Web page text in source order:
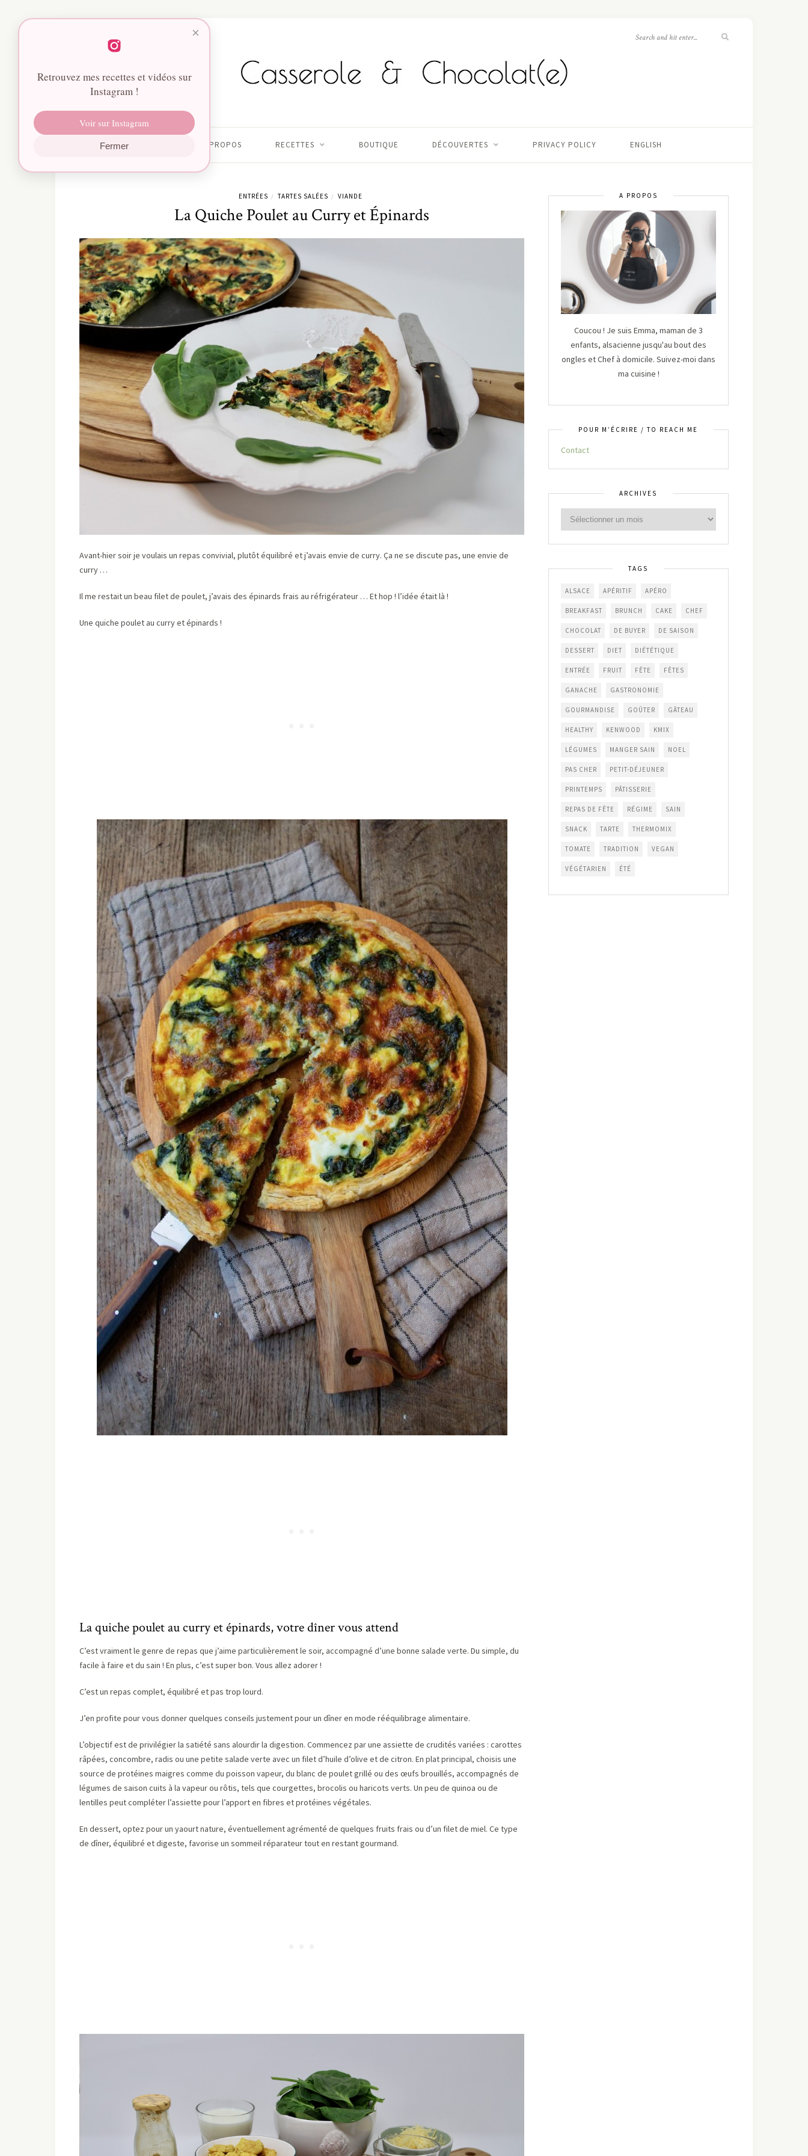
À PROPOS RECETTES BOUTIQUE DÉCOUVERTES PRIVACY POLICY ENGLISH
ENTRÉES / TARTES SALÉES / VIANDE
La Quiche Poulet au Curry et Épinards
Avant-hier soir je voulais un repas convivial, plutôt équilibré et j’avais envie de curry. Ça ne se discute pas, une envie de
curry …
Il me restait un beau filet de poulet, j’avais des épinards frais au réfrigérateur … Et hop ! l’idée était là !
Une quiche poulet au curry et épinards !
La quiche poulet au curry et épinards, votre dîner vous attend
C’est vraiment le genre de repas que j’aime particulièrement le soir, accompagné d’une bonne salade verte. Du simple, du
facile à faire et du sain ! En plus, c’est super bon. Vous allez adorer !
C’est un repas complet, équilibré et pas trop lourd.
J’en profite pour vous donner quelques conseils justement pour un dîner en mode rééquilibrage alimentaire.
L’objectif est de privilégier la satiété sans alourdir la digestion. Commencez par une assiette de crudités variées : carottes
râpées, concombre, radis ou une petite salade verte avec un filet d’huile d’olive et de citron. En plat principal, choisis une
source de protéines maigres comme du poisson vapeur, du blanc de poulet grillé ou des œufs brouillés, accompagnés de
légumes de saison cuits à la vapeur ou rôtis, tels que courgettes, brocolis ou haricots verts. Un peu de quinoa ou de
lentilles peut compléter l’assiette pour l’apport en fibres et protéines végétales.
En dessert, optez pour un yaourt nature, éventuellement agrémenté de quelques fruits frais ou d’un filet de miel. Ce type
de dîner, équilibré et digeste, favorise un sommeil réparateur tout en restant gourmand.
A PROPOS
Coucou ! Je suis Emma, maman de 3
enfants, alsacienne jusqu'au bout des
ongles et Chef à domicile. Suivez-moi dans
ma cuisine !
POUR M’ÉCRIRE / TO REACH ME
Contact
ARCHIVES
TAGS
ALSACE APÉRITIF APÉRO
BREAKFAST BRUNCH CAKE CHEF
CHOCOLAT DE BUYER DE SAISON
DESSERT DIET DIÉTÉTIQUE
ENTRÉE FRUIT FÊTE FÊTES
GANACHE GASTRONOMIE
GOURMANDISE GOÛTER GÂTEAU
HEALTHY KENWOOD KMIX
LÉGUMES MANGER SAIN NOEL
PAS CHER PETIT-DÉJEUNER
PRINTEMPS PÂTISSERIE
REPAS DE FÊTE RÉGIME SAIN
SNACK TARTE THERMOMIX
TOMATE TRADITION VEGAN
VÉGÉTARIEN ÉTÉ
×
Retrouvez mes recettes et vidéos sur
Instagram !
Voir sur Instagram
Fermer